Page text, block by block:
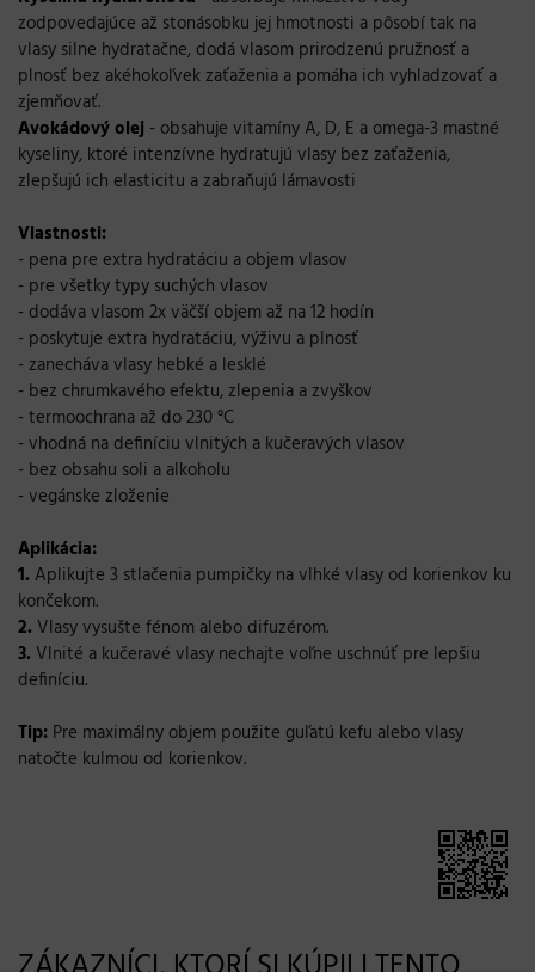
zodpovedajúce až stonásobku jej hmotnosti a pôsobí tak na
vlasy silne hydratačne, dodá vlasom prirodzenú pružnosť a
plnosť bez akéhokoľvek zaťaženia a pomáha ich vyhladzovať a
zjemňovať.
Avokádový olej - obsahuje vitamíny A, D, E a omega-3 mastné
kyseliny, ktoré intenzívne hydratujú vlasy bez zaťaženia,
zlepšujú ich elasticitu a zabraňujú lámavosti
Vlastnosti:
- pena pre extra hydratáciu a objem vlasov
- pre všetky typy suchých vlasov
- dodáva vlasom 2x väčší objem až na 12 hodín
- poskytuje extra hydratáciu, výživu a plnosť
- zanecháva vlasy hebké a lesklé
- bez chrumkavého efektu, zlepenia a zvyškov
- termoochrana až do 230 °C
- vhodná na definíciu vlnitých a kučeravých vlasov
- bez obsahu soli a alkoholu
- vegánske zloženie
Aplikácia:
1. Aplikujte 3 stlačenia pumpičky na vlhké vlasy od korienkov ku
končekom.
2. Vlasy vysušte fénom alebo difuzérom.
3. Vlnité a kučeravé vlasy nechajte voľne uschnúť pre lepšiu
definíciu.
Tip: Pre maximálny objem použite guľatú kefu alebo vlasy
natočte kulmou od korienkov.